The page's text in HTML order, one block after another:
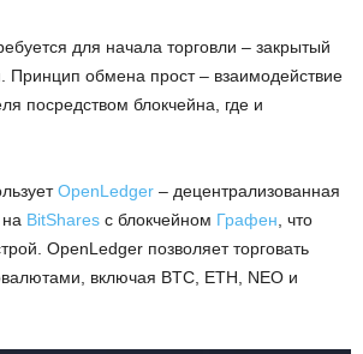
для начала торговли – закрытый
Принцип обмена прост – взаимодействие
посредством блокчейна, где и
OpenLedger – децентрализованная
BitShares с блокчейном Графен , что
OpenLedger позволяет торговать
включая BTC, ETH, NEO и